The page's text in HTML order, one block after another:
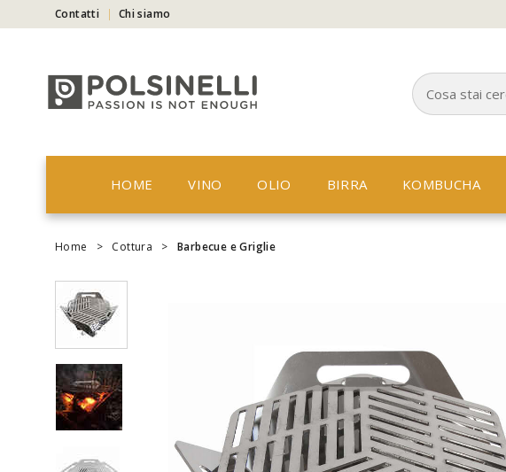
Contatti Chi siamo
HOME VINO OLIO BIRRA KOMBUCHA
Home > Cottura > Barbecue e Griglie